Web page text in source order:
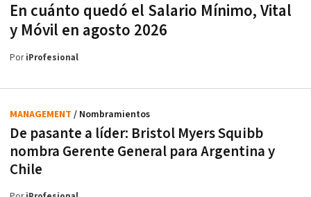
En cuánto quedó el Salario Mínimo, Vital
y Móvil en agosto 2026
PoriProfesional
De pasante a líder: Bristol Myers Squibb
nombra Gerente General para Argentina y
Chile
MANAGEMENT / Nombramientos